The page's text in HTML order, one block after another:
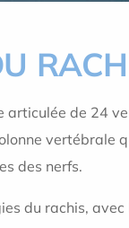
de 24
des nerfs.
du rachis, avec